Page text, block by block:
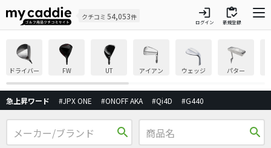
クチコミ 54,053件 login
ログイン
inventory
新規登録
ドライバー FW UT アイアン ウェッジ パター
急上昇ワード #JPX ONE #ONOFF AKA #Qi4D #G440
search search